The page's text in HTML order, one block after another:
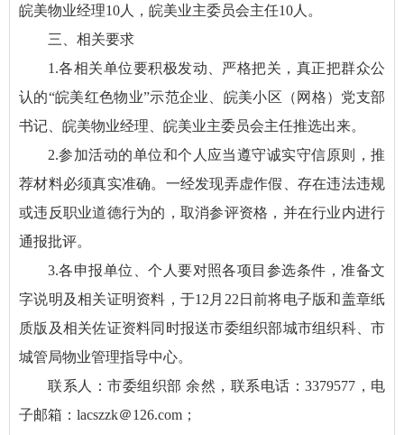
皖美物业经理10人，皖美业主委员会主任10人。
三、相关要求
1.各相关单位要积极发动、严格把关，真正把群众公
认的“皖美红色物业”示范企业、皖美小区（网格）党支部
书记、皖美物业经理、皖美业主委员会主任推选出来。
2.参加活动的单位和个人应当遵守诚实守信原则，推
荐材料必须真实准确。一经发现弄虚作假、存在违法违规
或违反职业道德行为的，取消参评资格，并在行业内进行
通报批评。
3.各申报单位、个人要对照各项目参选条件，准备文
字说明及相关证明资料，于12月22日前将电子版和盖章纸
质版及相关佐证资料同时报送市委组织部城市组织科、市
城管局物业管理指导中心。
联系人：市委组织部 余然，联系电话：3379577，电
子邮箱：lacszzk＠126.com；